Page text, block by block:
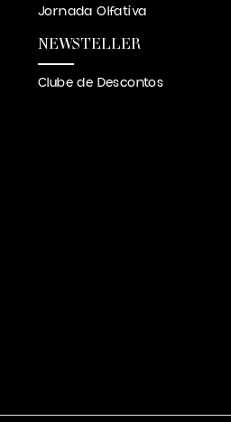
Jornada Olfatíva
NEWSTELLER
Clube de Descontos